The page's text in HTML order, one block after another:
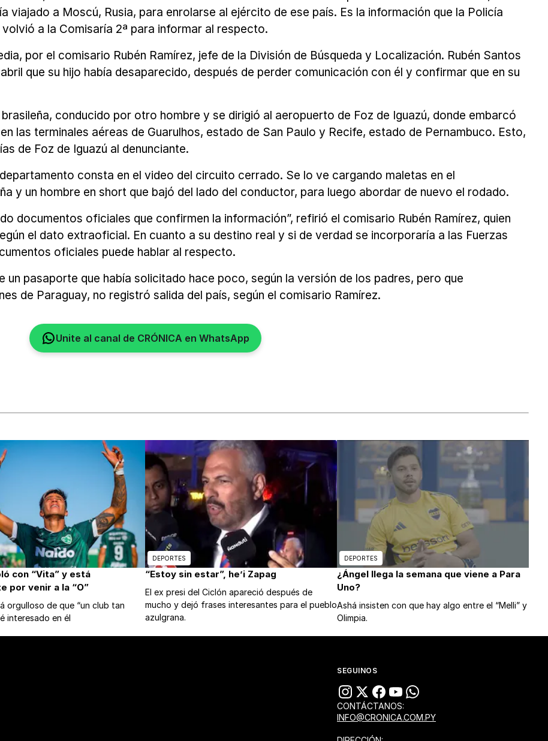
viajado a Moscú, Rusia, para enrolarse al ejército de ese país. Es la información que la Policía
a la Comisaría 2ª para informar al respecto.
por el comisario Rubén Ramírez, jefe de la División de Búsqueda y Localización. Rubén Santos
que su hijo había desaparecido, después de perder comunicación con él y confirmar que en su
conducido por otro hombre y se dirigió al aeropuerto de Foz de Iguazú, donde embarcó
las terminales aéreas de Guarulhos, estado de San Paulo y Recife, estado de Pernambuco. Esto,
de Foz de Iguazú al denunciante.
consta en el video del circuito cerrado. Se lo ve cargando maletas en el
y un hombre en short que bajó del lado del conductor, para luego abordar de nuevo el rodado.
documentos oficiales que confirmen la información”, refirió el comisario Rubén Ramírez, quien
el dato extraoficial. En cuanto a su destino real y si de verdad se incorporaría a las Fuerzas
oficiales puede hablar al respecto.
pasaporte que había solicitado hace poco, según la versión de los padres, pero que
de Paraguay, no registró salida del país, según el comisario Ramírez.
Unite al canal de CRÓNICA en WhatsApp
con “Vita” y está
por venir a la “O”
orgulloso de que “un club tan
interesado en él
DEPORTES
“Estoy sin estar”, he’i Zapag
El ex presi del Ciclón apareció después de
mucho y dejó frases interesantes para el pueblo
azulgrana.
DEPORTES
¿Ángel llega la semana que viene a Para
Uno?
Ashá insisten con que hay algo entre el “Melli” y
Olimpia.
SEGUINOS
CONTÁCTANOS:
INFO@CRONICA.COM.PY